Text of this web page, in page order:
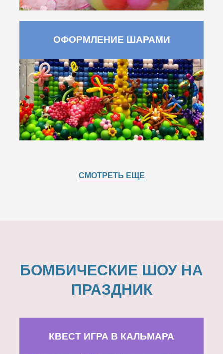
ОФОРМЛЕНИЕ ШАРАМИ
СМОТРЕТЬ ЕЩЕ
БОМБИЧЕСКИЕ ШОУ НА
ПРАЗДНИК
КВЕСТ ИГРА В КАЛЬМАРА